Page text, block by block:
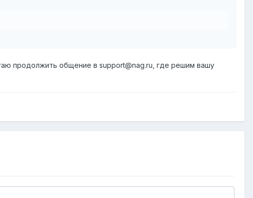
продолжить общение в support@nag.ru, где решим вашу